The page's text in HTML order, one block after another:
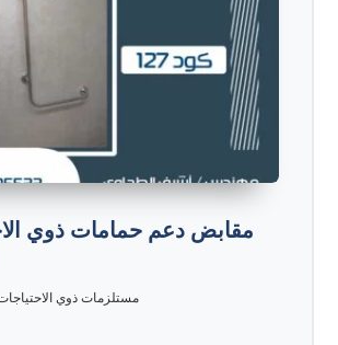
مقابض دعم حمامات ذوي
مستلزمات ذوي